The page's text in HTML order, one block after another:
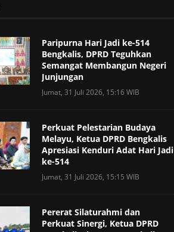
Paripurna Hari Jadi ke-514
Bengkalis, DPRD Teguhkan
Semangat Membangun Negeri
Junjungan
Jumat, 31 Juli 2026, 15:16 WIB
Perkuat Pelestarian Budaya
Melayu, Ketua DPRD Bengkalis
Apresiasi Kenduri Adat Hari Jadi
ke-514
Jumat, 31 Juli 2026, 15:15 WIB
Pererat Silaturahmi dan
Perkuat Sinergi, Ketua DPRD